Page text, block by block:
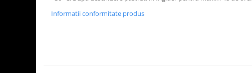
Informatii conformitate produs